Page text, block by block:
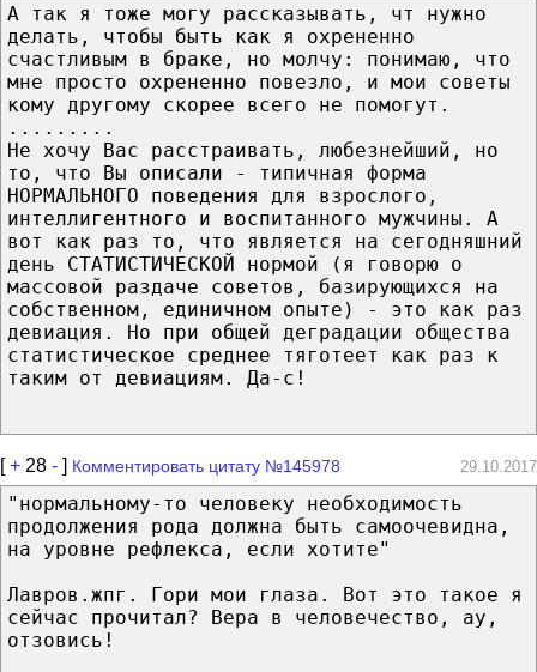
А так я тоже могу рассказывать, чт нужно
делать, чтобы быть как я охрененно
счастливым в браке, но молчу: понимаю, что
мне просто охрененно повезло, и мои советы
кому другому скорее всего не помогут.
.........
Не хочу Вас расстраивать, любезнейший, но
то, что Вы описали - типичная форма
НОРМАЛЬНОГО поведения для взрослого,
интеллигентного и воспитанного мужчины. А
вот как раз то, что является на сегодняшний
день СТАТИСТИЧЕСКОЙ нормой (я говорю о
массовой раздаче советов, базирующихся на
собственном, единичном опыте) - это как раз
девиация. Но при общей деградации общества
статистическое среднее тяготеет как раз к
таким от девиациям. Да-с!
[+ 28 - ] Комментировать цитату №145978 29.10.2017
"нормальному-то человеку необходимость
продолжения рода должна быть самоочевидна,
на уровне рефлекса, если хотите"
Лавров.жпг. Гори мои глаза. Вот это такое я
сейчас прочитал? Вера в человечество, ау,
отзовись!